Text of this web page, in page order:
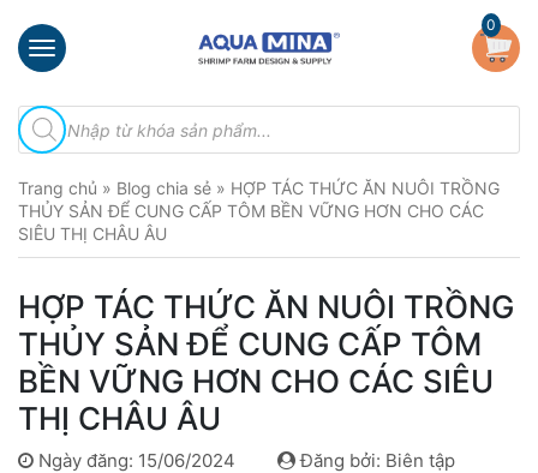
×
chủ
thiệu
Sản
phẩm
Đầu
Phun
Vi
Bọt
Khí
Ventek
0
Tìm
kiếm
sản
Trang chủ » Blog chia sẻ » HỢP TÁC THỨC ĂN NUÔI TRỒNG
THỦY SẢN ĐỂ CUNG CẤP TÔM BỀN VỮNG HƠN CHO CÁC
SIÊU THỊ CHÂU ÂU
HỢP TÁC THỨC ĂN NUÔI TRỒNG
THỦY SẢN ĐỂ CUNG CẤP TÔM
BỀN VỮNG HƠN CHO CÁC SIÊU
THỊ CHÂU ÂU
Ngày đăng: 15/06/2024 Đăng bởi: Biên tập